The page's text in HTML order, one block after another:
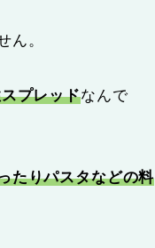
ん。
プレッドなんで
たりパスタなどの料